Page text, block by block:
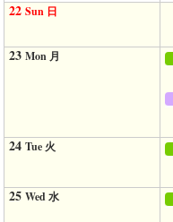
22 Sun 日
23 Mon 月
24 Tue 火
25 Wed 水